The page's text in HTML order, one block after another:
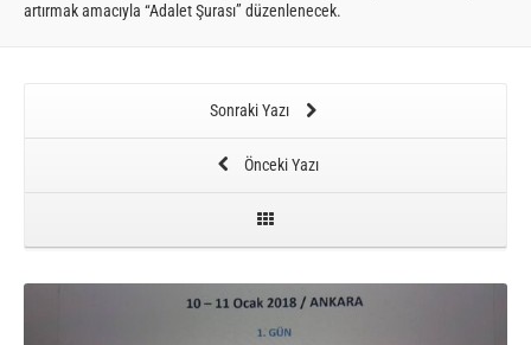
artırmak amacıyla “Adalet Şurası” düzenlenecek.
Sonraki Yazı
Önceki Yazı